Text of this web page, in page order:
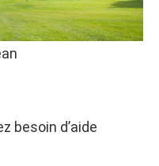
besoin d’aide